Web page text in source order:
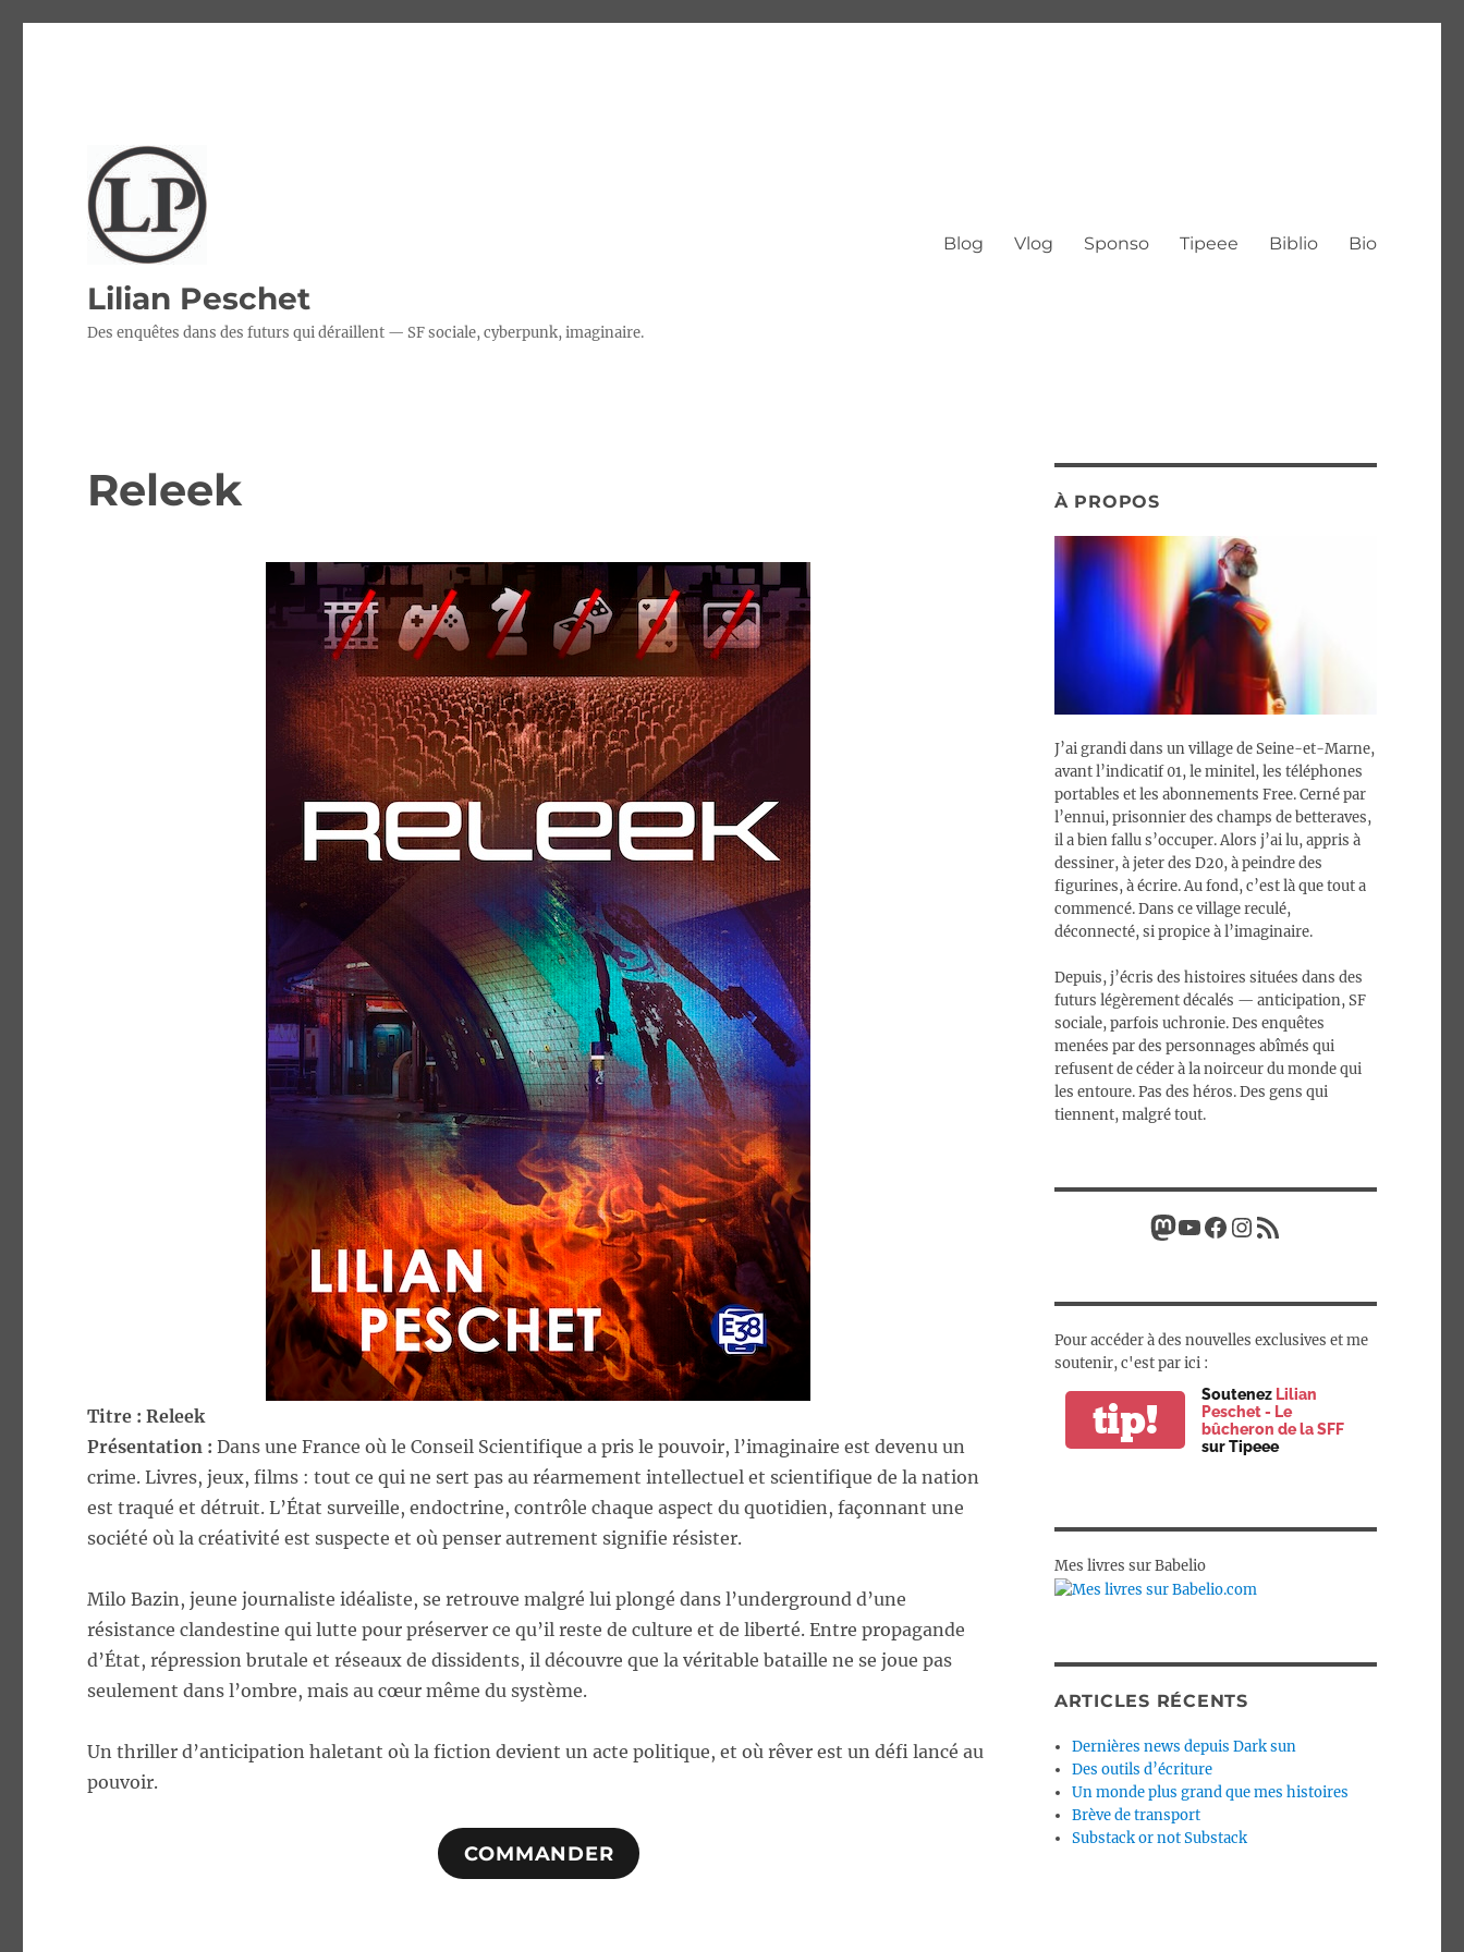
Lilian Peschet
Des enquêtes dans des futurs qui déraillent — SF sociale, cyberpunk, imaginaire.
Blog Vlog Sponso Tipeee Biblio Bio
Releek
Titre : Releek
Présentation : Dans une France où le Conseil Scientifique a pris le pouvoir, l’imaginaire est devenu un
crime. Livres, jeux, films : tout ce qui ne sert pas au réarmement intellectuel et scientifique de la nation
est traqué et détruit. L’État surveille, endoctrine, contrôle chaque aspect du quotidien, façonnant une
société où la créativité est suspecte et où penser autrement signifie résister.
Milo Bazin, jeune journaliste idéaliste, se retrouve malgré lui plongé dans l’underground d’une
résistance clandestine qui lutte pour préserver ce qu’il reste de culture et de liberté. Entre propagande
d’État, répression brutale et réseaux de dissidents, il découvre que la véritable bataille ne se joue pas
seulement dans l’ombre, mais au cœur même du système.
Un thriller d’anticipation haletant où la fiction devient un acte politique, et où rêver est un défi lancé au
pouvoir.
COMMANDER
À PROPOS
J’ai grandi dans un village de Seine-et-Marne,
avant l’indicatif 01, le minitel, les téléphones
portables et les abonnements Free. Cerné par
l’ennui, prisonnier des champs de betteraves,
il a bien fallu s’occuper. Alors j’ai lu, appris à
dessiner, à jeter des D20, à peindre des
figurines, à écrire. Au fond, c’est là que tout a
commencé. Dans ce village reculé,
déconnecté, si propice à l’imaginaire.
Depuis, j’écris des histoires situées dans des
futurs légèrement décalés — anticipation, SF
sociale, parfois uchronie. Des enquêtes
menées par des personnages abîmés qui
refusent de céder à la noirceur du monde qui
les entoure. Pas des héros. Des gens qui
tiennent, malgré tout.
Mastodon
YouTube
Facebook
Instagram
Flux RSS
Pour accéder à des nouvelles exclusives et me
soutenir, c'est par ici :
tip!
Soutenez Lilian
Peschet - Le
bûcheron de la SFF
sur Tipeee
Mes livres sur Babelio
ARTICLES RÉCENTS
Dernières news depuis Dark sun
Des outils d’écriture
Un monde plus grand que mes histoires
Brève de transport
Substack or not Substack